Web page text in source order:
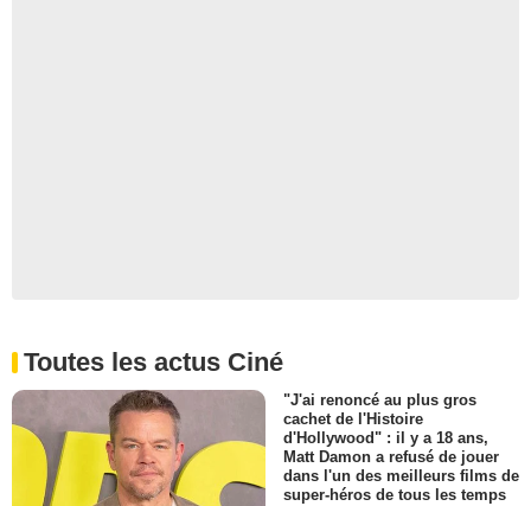
Toutes les actus Ciné
"J'ai renoncé au plus gros
cachet de l'Histoire
d'Hollywood" : il y a 18 ans,
Matt Damon a refusé de jouer
dans l'un des meilleurs films de
super-héros de tous les temps